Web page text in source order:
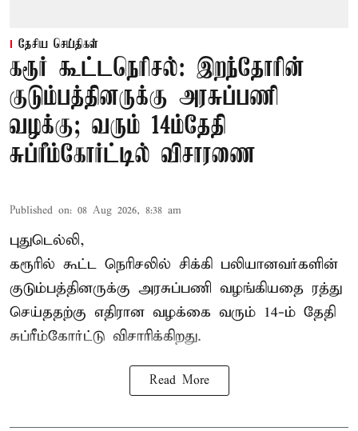
தேசிய செய்திகள்
கரூர் கூட்டநெரிசல்: இறந்தோரின்
குடும்பத்தினருக்கு அரசுப்பணி
வழக்கு; வரும் 14ம்தேதி
சுப்ரீம்கோர்ட்டில் விசாரணை
Published on: 08 Aug 2026, 8:38 am
புதுடெல்லி,
கரூரில் கூட்ட நெரிசலில் சிக்கி பலியானவர்களின்
குடும்பத்தினருக்கு அரசுப்பணி வழங்கியதை ரத்து
செய்ததற்கு எதிரான வழக்கை வரும் 14-ம் தேதி
சுப்ரீம்கோர்ட்டு விசாரிக்கிறது.
Read More